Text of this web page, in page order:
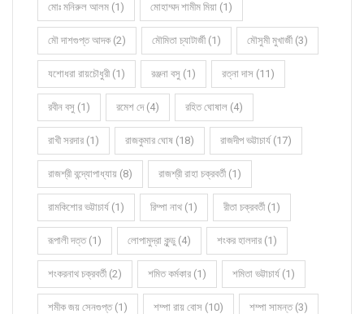
মোঃ মনিরুল আলম (1) মোহাম্মদ শামীম মিয়া (1)
মৌ দাশগুপ্ত আদক (2) মৌমিতা চ্যাটার্জী (1) মৌসুমী মুখার্জী (3)
যশোধরা রায়চৌধুরী (1) রঞ্জনা বসু (1) রত্না দাস (11)
রবীন বসু (1) রমেশ দে (4) রহিত ঘোষাল (4)
রাখী সরদার (1) রাজকুমার ঘোষ (18) রাজদীপ ভট্টাচার্য (17)
রাজশ্রী বন্দ্যোপাধ্যায় (8) রাজশ্রী রাহা চক্রবর্তী (1)
রামকিশোর ভট্টাচার্য (1) রিম্পা নাথ (1) রীতা চক্রবর্তী (1)
রূপালী দত্ত (1) লোপামুদ্রা কুন্ডু (4) শংকর হালদার (1)
শংকরনাথ চক্রবর্তী (2) শমিত কর্মকার (1) শমিতা ভট্টাচার্য (1)
শমীক জয় সেনগুপ্ত (1) শম্পা রায় বোস (10) শম্পা সামন্ত (3)